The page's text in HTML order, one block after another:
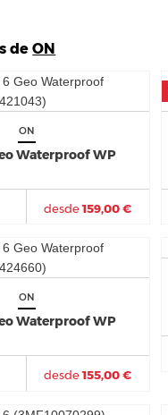
deON
ON
Waterproof WP
desde159,00 €
ON
Waterproof WP
desde155,00 €